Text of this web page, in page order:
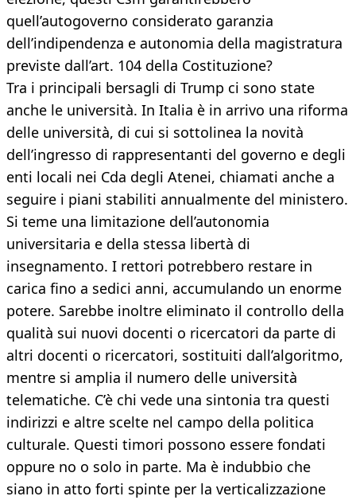
quell’autogoverno considerato garanzia
dell’indipendenza e autonomia della magistratura
previste dall’art. 104 della Costituzione?
Tra i principali bersagli di Trump ci sono state
anche le università. In Italia è in arrivo una riforma
delle università, di cui si sottolinea la novità
dell’ingresso di rappresentanti del governo e degli
enti locali nei Cda degli Atenei, chiamati anche a
seguire i piani stabiliti annualmente del ministero.
Si teme una limitazione dell’autonomia
universitaria e della stessa libertà di
insegnamento. I rettori potrebbero restare in
carica fino a sedici anni, accumulando un enorme
potere. Sarebbe inoltre eliminato il controllo della
qualità sui nuovi docenti o ricercatori da parte di
altri docenti o ricercatori, sostituiti dall’algoritmo,
mentre si amplia il numero delle università
telematiche. C’è chi vede una sintonia tra questi
indirizzi e altre scelte nel campo della politica
culturale. Questi timori possono essere fondati
oppure no o solo in parte. Ma è indubbio che
siano in atto forti spinte per la verticalizzazione